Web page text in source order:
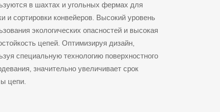
в шахтах и угольных фермах для
и сортировки конвейеров. Высокий уровень
экологических опасностей и высокая
цепей. Оптимизируя дизайн,
специальную технологию поверхностного
значительно увеличивает срок
цепи.